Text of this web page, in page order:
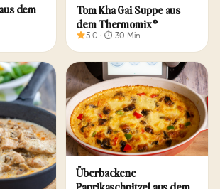
dem
Tom Kha Gai Suppe aus
dem Thermomix®
5.0 · ⏱ 30 Min
Überbackene